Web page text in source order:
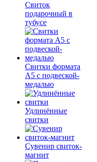
Свиток
подарочный в
тубусе
Свитки формата
А5 с подвеской-
медалью
Удлинённые
свитки
Сувенир свиток-
магнит